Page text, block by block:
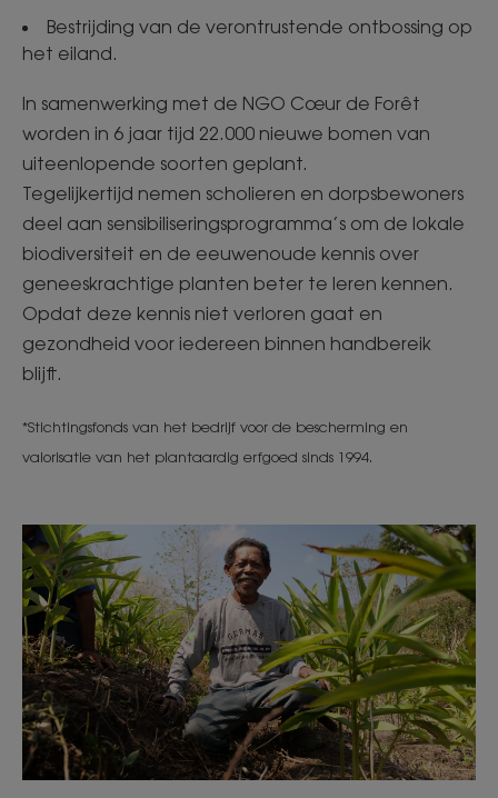
Bestrijding van de verontrustende ontbossing op
het eiland.
In samenwerking met de NGO Cœur de Forêt
worden in 6 jaar tijd 22.000 nieuwe bomen van
uiteenlopende soorten geplant.​
Tegelijkertijd nemen scholieren en dorpsbewoners
deel aan sensibiliseringsprogramma’s om de lokale
biodiversiteit en de eeuwenoude kennis over
geneeskrachtige planten beter te leren kennen.
Opdat deze kennis niet verloren gaat en
gezondheid voor iedereen binnen handbereik
blijft. ​
*Stichtingsfonds van het bedrijf voor de bescherming en
valorisatie van het plantaardig erfgoed sinds 1994.